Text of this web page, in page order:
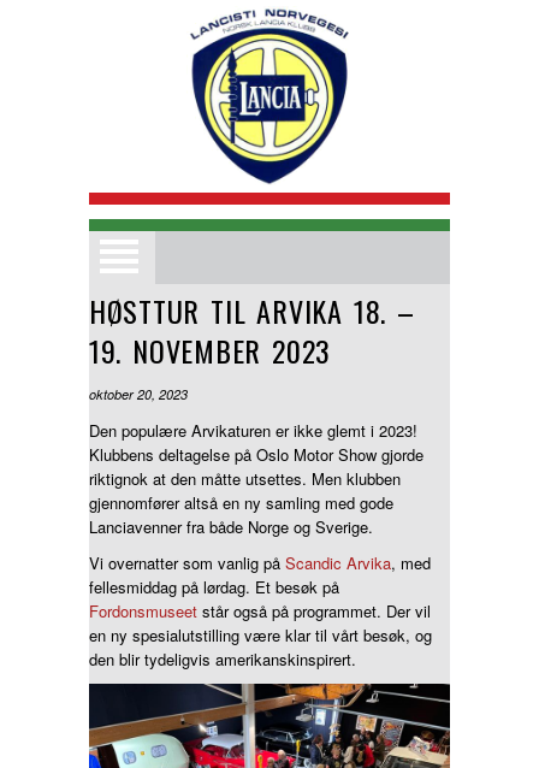
Klubbinformasjon
Bilder
Kjøp og Salg
Terminlister
Bilmodeller
Medlemsfordeler
Nyttige lenker
Nedlastinger
Nyheter
HØSTTUR TIL ARVIKA 18. –
19. NOVEMBER 2023
oktober 20, 2023
Den populære Arvikaturen er ikke glemt i 2023!
Klubbens deltagelse på Oslo Motor Show gjorde
riktignok at den måtte utsettes. Men klubben
gjennomfører altså en ny samling med gode
Lanciavenner fra både Norge og Sverige.
Vi overnatter som vanlig på Scandic Arvika, med
fellesmiddag på lørdag. Et besøk på
Fordonsmuseet står også på programmet. Der vil
en ny spesialutstilling være klar til vårt besøk, og
den blir tydeligvis amerikanskinspirert.